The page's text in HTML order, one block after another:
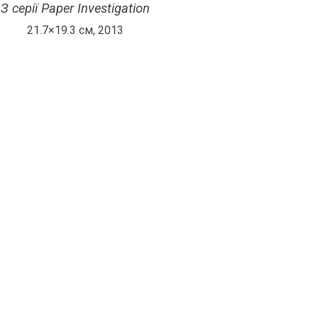
З серії Paper Investigation
21.7×19.3 см, 2013